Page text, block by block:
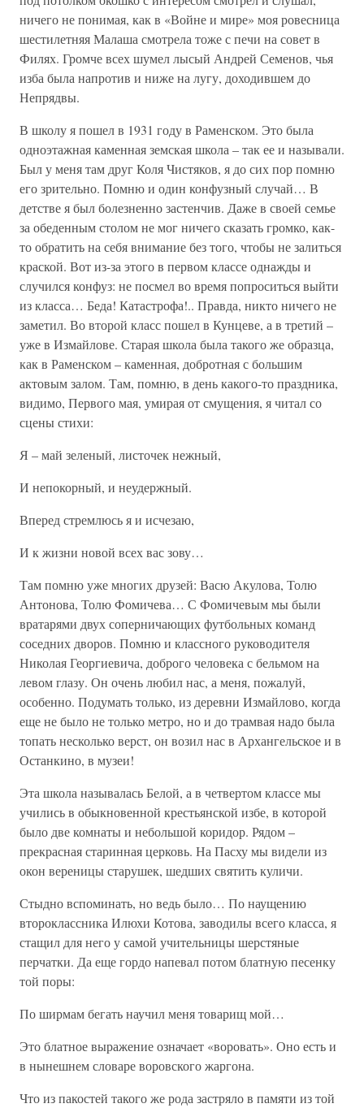
ничего не понимая, как в «Войне и мире» моя ровесница
шестилетняя Малаша смотрела тоже с печи на совет в
Филях. Громче всех шумел лысый Андрей Семенов, чья
изба была напротив и ниже на лугу, доходившем до
Непрядвы.
В школу я пошел в 1931 году в Раменском. Это была
одноэтажная каменная земская школа – так ее и называли.
Был у меня там друг Коля Чистяков, я до сих пор помню
его зрительно. Помню и один конфузный случай… В
детстве я был болезненно застенчив. Даже в своей семье
за обеденным столом не мог ничего сказать громко, как-
то обратить на себя внимание без того, чтобы не залиться
краской. Вот из-за этого в первом классе однажды и
случился конфуз: не посмел во время попроситься выйти
из класса… Беда! Катастрофа!.. Правда, никто ничего не
заметил. Во второй класс пошел в Кунцеве, а в третий –
уже в Измайлове. Старая школа была такого же образца,
как в Раменском – каменная, добротная с большим
актовым залом. Там, помню, в день какого-то праздника,
видимо, Первого мая, умирая от смущения, я читал со
сцены стихи:
Я – май зеленый, листочек нежный,
И непокорный, и неудержный.
Вперед стремлюсь я и исчезаю,
И к жизни новой всех вас зову…
Там помню уже многих друзей: Васю Акулова, Толю
Антонова, Толю Фомичева… С Фомичевым мы были
вратарями двух соперничающих футбольных команд
соседних дворов. Помню и классного руководителя
Николая Георгиевича, доброго человека с бельмом на
левом глазу. Он очень любил нас, а меня, пожалуй,
особенно. Подумать только, из деревни Измайлово, когда
еще не было не только метро, но и до трамвая надо была
топать несколько верст, он возил нас в Архангельское и в
Останкино, в музеи!
Эта школа называлась Белой, а в четвертом классе мы
учились в обыкновенной крестьянской избе, в которой
было две комнаты и небольшой коридор. Рядом –
прекрасная старинная церковь. На Пасху мы видели из
окон вереницы старушек, шедших святить куличи.
Стыдно вспоминать, но ведь было… По наущению
второклассника Илюхи Котова, заводилы всего класса, я
стащил для него у самой учительницы шерстяные
перчатки. Да еще гордо напевал потом блатную песенку
той поры:
По ширмам бегать научил меня товарищ мой…
Это блатное выражение означает «воровать». Оно есть и
в нынешнем словаре воровского жаргона.
Что из пакостей такого же рода застряло в памяти из той